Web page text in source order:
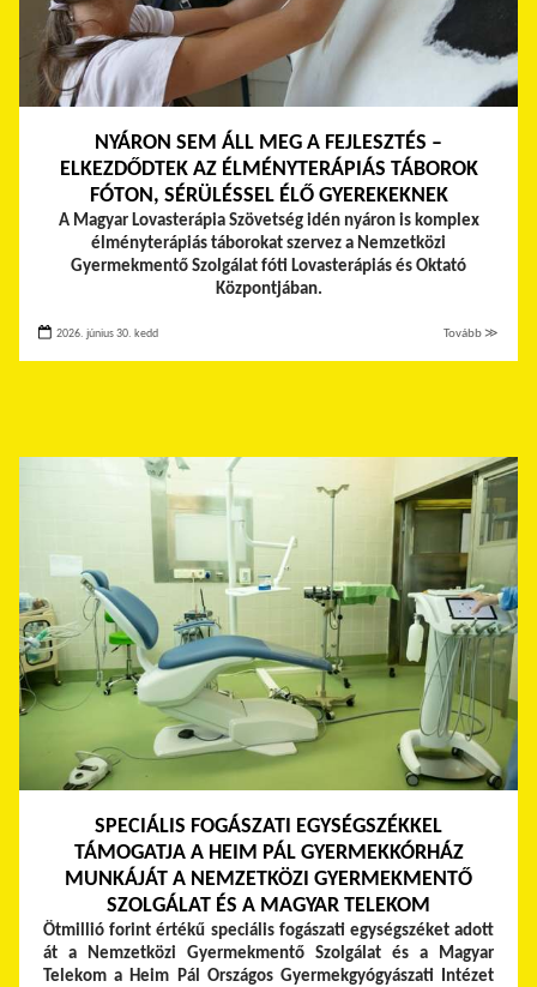
NYÁRON SEM ÁLL MEG A FEJLESZTÉS –
ELKEZDŐDTEK AZ ÉLMÉNYTERÁPIÁS TÁBOROK
FÓTON, SÉRÜLÉSSEL ÉLŐ GYEREKEKNEK
A Magyar Lovasterápia Szövetség idén nyáron is komplex
élményterápiás táborokat szervez a Nemzetközi
Gyermekmentő Szolgálat fóti Lovasterápiás és Oktató
Központjában.
2026. június 30. kedd Tovább ≫
SPECIÁLIS FOGÁSZATI EGYSÉGSZÉKKEL
TÁMOGATJA A HEIM PÁL GYERMEKKÓRHÁZ
MUNKÁJÁT A NEMZETKÖZI GYERMEKMENTŐ
SZOLGÁLAT ÉS A MAGYAR TELEKOM
Ötmillió forint értékű speciális fogászati egységszéket adott
át a Nemzetközi Gyermekmentő Szolgálat és a Magyar
Telekom a Heim Pál Országos Gyermekgyógyászati Intézet